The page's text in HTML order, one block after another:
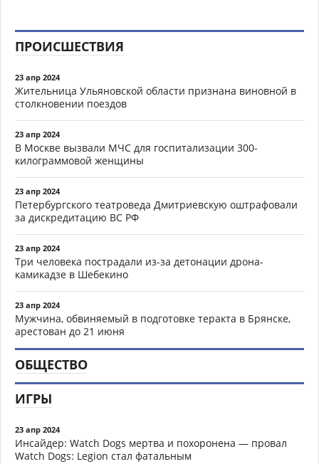
ПРОИСШЕСТВИЯ
23 апр 2024
Жительница Ульяновской области признана виновной в
столкновении поездов
23 апр 2024
В Москве вызвали МЧС для госпитализации 300-
килограммовой женщины
23 апр 2024
Петербургского театроведа Дмитриевскую оштрафовали
за дискредитацию ВС РФ
23 апр 2024
Три человека пострадали из-за детонации дрона-
камикадзе в Шебекино
23 апр 2024
Мужчина, обвиняемый в подготовке теракта в Брянске,
арестован до 21 июня
ОБЩЕСТВО
ИГРЫ
23 апр 2024
Инсайдер: Watch Dogs мертва и похоронена — провал
Watch Dogs: Legion стал фатальным